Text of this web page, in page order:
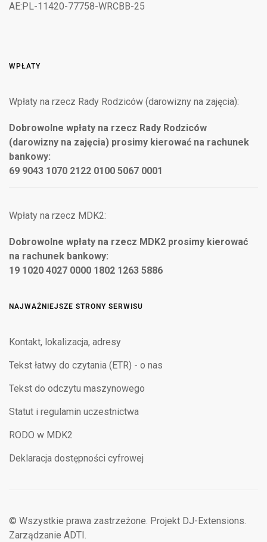
AE:PL-11420-77758-WRCBB-25
WPŁATY
Wpłaty na rzecz Rady Rodziców (darowizny na zajęcia):
Dobrowolne wpłaty na rzecz Rady Rodziców
(darowizny na zajęcia) prosimy kierować na rachunek
bankowy:
69 9043 1070 2122 0100 5067 0001
Wpłaty na rzecz MDK2:
Dobrowolne wpłaty na rzecz MDK2 prosimy kierować
na rachunek bankowy:
19 1020 4027 0000 1802 1263 5886
NAJWAŻNIEJSZE STRONY SERWISU
Kontakt, lokalizacja, adresy
Tekst łatwy do czytania (ETR) - o nas
Tekst do odczytu maszynowego
Statut i regulamin uczestnictwa
RODO w MDK2
Deklaracja dostępności cyfrowej
© Wszystkie prawa zastrzeżone. Projekt DJ-Extensions.
Zarządzanie ADTI.